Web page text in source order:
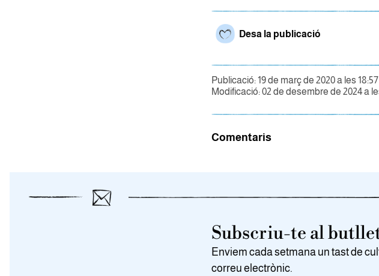
Desa la publicació
Publicació: 19 de març de 2020 a les 18:57
Modificació: 02 de desembre de 2024 a
Comentaris
Subscriu-te al
Enviem cada setmana un tast de
correu electrònic.